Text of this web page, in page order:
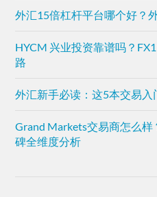
外汇15倍杠杆平台哪个好？
HYCM 兴业投资靠谱吗？
路
外汇新手必读：这5本交易
Grand Markets交易商怎么
碑全维度分析